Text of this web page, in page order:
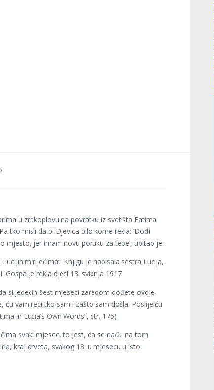
u zrakoplovu na povratku iz svetišta Fatima
tko misli da bi Djevica bilo kome rekla: ‘Dođi
mjesto, jer imam novu poruku za tebe’, upitao je.
riječima”. Knjigu je napisala sestra Lucija,
Gospa je rekla djeci 13. svibnja 1917:
slijedećih šest mjeseci zaredom dođete ovdje,
ću vam reći tko sam i zašto sam došla. Poslije ću
in Lucia’s Own Words”, str. 175)
svaki mjesec, to jest, da se nađu na tom
kraj drveta, svakog 13. u mjesecu u isto